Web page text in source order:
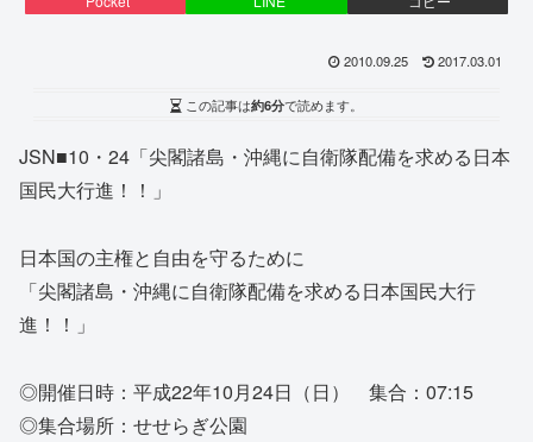
2010.09.25 2017.03.01
この記事は約6分で読めます。
JSN■10・24「尖閣諸島・沖縄に自衛隊配備を求める日本
国民大行進！！」
日本国の主権と自由を守るために
「尖閣諸島・沖縄に自衛隊配備を求める日本国民大行
進！！」
◎開催日時：平成22年10月24日（日） 集合：07:15
◎集合場所：せせらぎ公園